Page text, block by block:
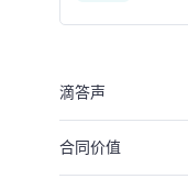
滴答声
合同价值